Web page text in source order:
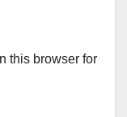
this browser for